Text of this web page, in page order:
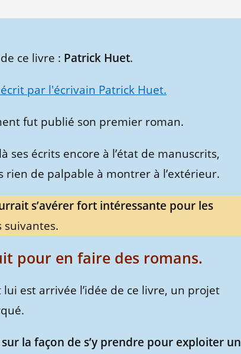
ce livre : Patrick Huet.
fut publié son premier roman.
ses écrits encore à l’état de manuscrits,
rien de palpable à montrer à l’extérieur.
s’avérer fort intéressante pour les
suivantes.
pour en faire des romans.
est arrivée l’idée de ce livre, un projet
la façon de s’y prendre pour exploiter un